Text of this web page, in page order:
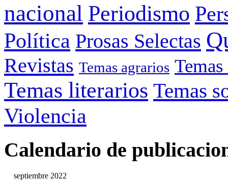
nacional Periodismo
Política Prosas Selectas
Revistas Temas agrarios
Temas literarios Temas
Violencia
Calendario de
septiembre 2022